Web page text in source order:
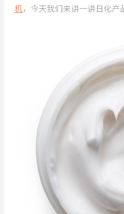
机，今天我们来讲一讲日化